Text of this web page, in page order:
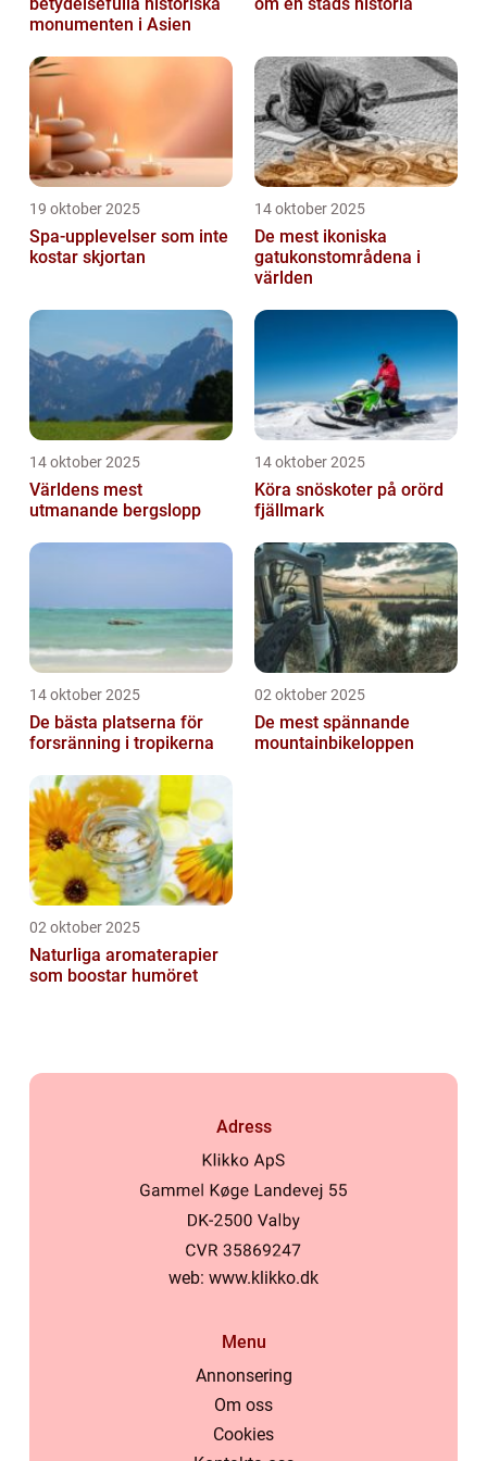
monumenten i Asien
19 oktober 2025
Spa-upplevelser som inte
kostar skjortan
14 oktober 2025
De mest ikoniska
gatukonstområdena i
världen
14 oktober 2025
Världens mest
utmanande bergslopp
14 oktober 2025
Köra snöskoter på orörd
fjällmark
14 oktober 2025
De bästa platserna för
forsränning i tropikerna
02 oktober 2025
De mest spännande
mountainbikeloppen
02 oktober 2025
Naturliga aromaterapier
som boostar humöret
Adress
web: www.klikko.dk
Menu
Annonsering
Om oss
Cookies